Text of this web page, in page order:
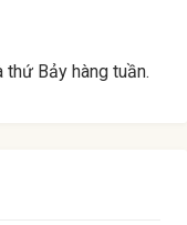
Bảy hàng tuần.